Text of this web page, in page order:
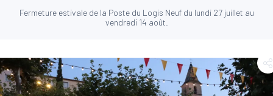
Fermeture estivale de la Poste du Logis Neuf du lundi 27 juillet au
vendredi 14 août.